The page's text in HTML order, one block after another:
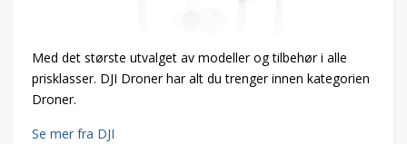
Med det største utvalget av modeller og tilbehør i alle
prisklasser. DJI Droner har alt du trenger innen kategorien
Droner.
Se mer fra DJI